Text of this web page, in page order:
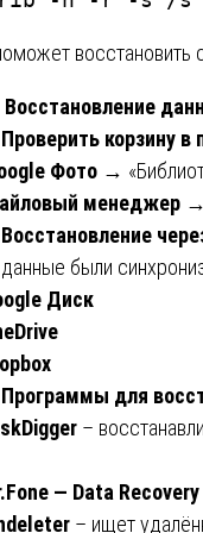
восстановить
Восстановление
корзину в
Фото →
менеджер
были
Диск
для
–
— Data Recovery
– ищет